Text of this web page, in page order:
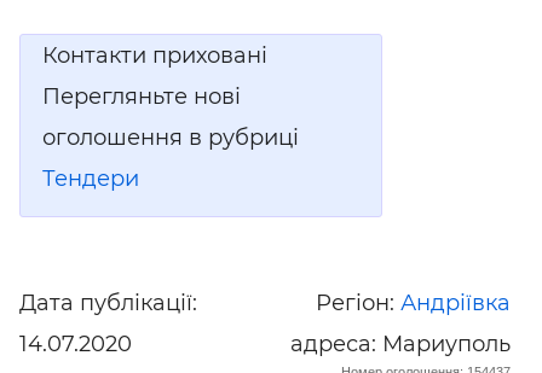
Контакти приховані
Перегляньте нові
оголошення в рубриці
Тендери
Дата публікації:
14.07.2020
Регіон: Андріївка
адреса: Мариуполь